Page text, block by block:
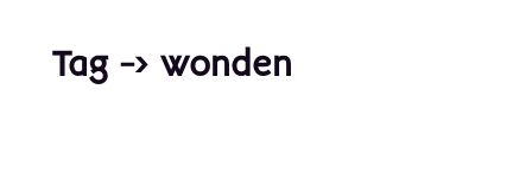
Tag -> wonden